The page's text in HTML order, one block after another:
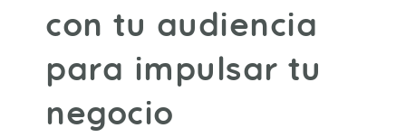
con tu audiencia
para impulsar tu
negocio